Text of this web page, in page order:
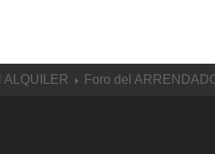
ALQUILER Foro del